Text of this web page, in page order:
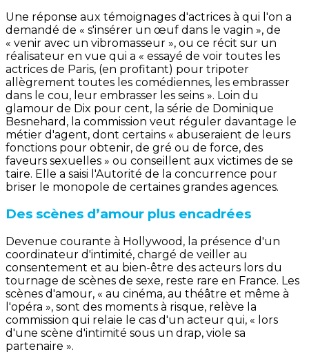
Une réponse aux témoignages d'actrices à qui l'on a
demandé de « s'insérer un œuf dans le vagin », de
« venir avec un vibromasseur », ou ce récit sur un
réalisateur en vue qui a « essayé de voir toutes les
actrices de Paris, (en profitant) pour tripoter
allègrement toutes les comédiennes, les embrasser
dans le cou, leur embrasser les seins ». Loin du
glamour de Dix pour cent, la série de Dominique
Besnehard, la commission veut réguler davantage le
métier d'agent, dont certains « abuseraient de leurs
fonctions pour obtenir, de gré ou de force, des
faveurs sexuelles » ou conseillent aux victimes de se
taire. Elle a saisi l'Autorité de la concurrence pour
briser le monopole de certaines grandes agences.
Des scènes d’amour plus encadrées
Devenue courante à Hollywood, la présence d'un
coordinateur d'intimité, chargé de veiller au
consentement et au bien-être des acteurs lors du
tournage de scènes de sexe, reste rare en France. Les
scènes d'amour, « au cinéma, au théâtre et même à
l'opéra », sont des moments à risque, relève la
commission qui relaie le cas d'un acteur qui, « lors
d'une scène d'intimité sous un drap, viole sa
partenaire ».